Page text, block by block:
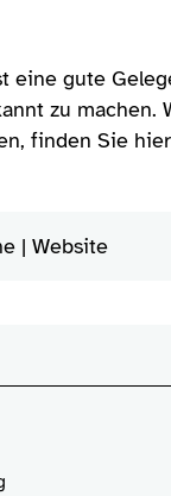
eine gute
zu machen.
finden Sie
| Website